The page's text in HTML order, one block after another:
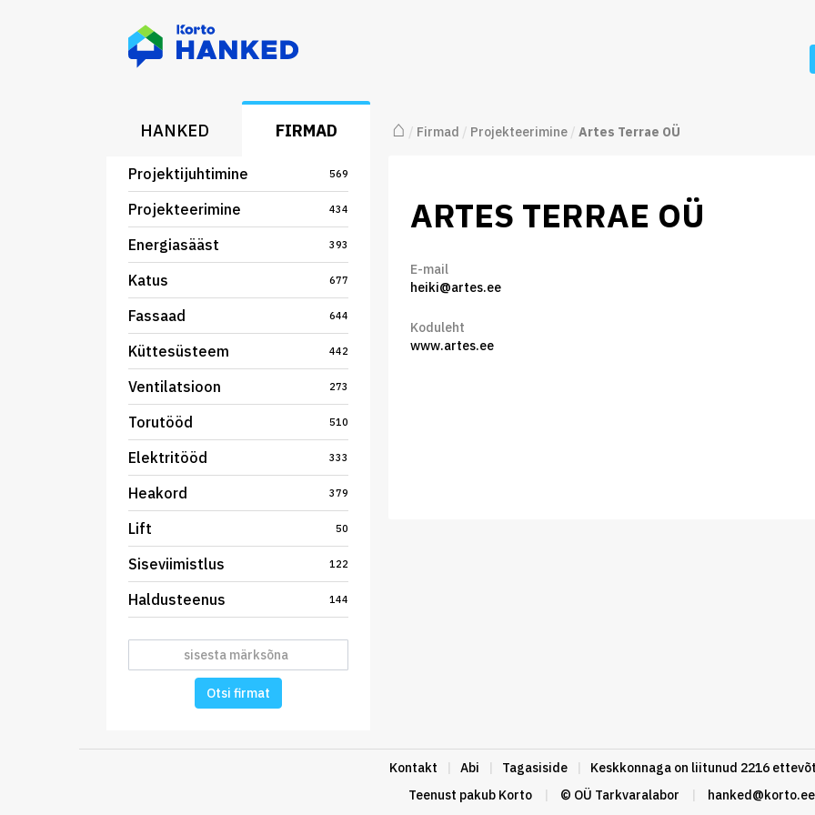
HANKED FIRMAD
Projektijuhtimine 569
Projekteerimine 434
Energiasääst 393
Katus 677
Fassaad 644
Küttesüsteem 442
Ventilatsioon 273
Torutööd 510
Elektritööd 333
Heakord 379
Lift 50
Siseviimistlus 122
Haldusteenus 144
Otsi firmat
⌂ / Firmad / Projekteerimine / Artes Terrae OÜ
ARTES TERRAE OÜ
E-mail
heiki@artes.ee
Koduleht
www.artes.ee
Kontakt | Abi | Tagasiside |
Keskkonnaga on liitunud 2216
Teenust pakub Korto | © OÜ Tarkvaralabor | hanked@korto.ee